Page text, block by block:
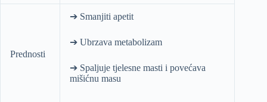
Prednosti
➔ Smanjiti apetit
➔ Ubrzava metabolizam
➔ Spaljuje tjelesne masti i povećava
mišićnu masu